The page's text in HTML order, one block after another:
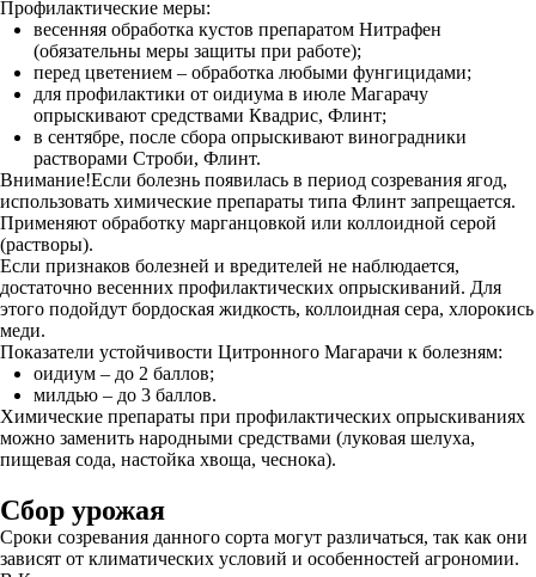
Профилактические меры:
весенняя обработка кустов препаратом Нитрафен
(обязательны меры защиты при работе);
перед цветением – обработка любыми фунгицидами;
для профилактики от оидиума в июле Магарачу
опрыскивают средствами Квадрис, Флинт;
в сентябре, после сбора опрыскивают виноградники
растворами Строби, Флинт.
Внимание!Если болезнь появилась в период созревания ягод,
использовать химические препараты типа Флинт запрещается.
Применяют обработку марганцовкой или коллоидной серой
(растворы).
Если признаков болезней и вредителей не наблюдается,
достаточно весенних профилактических опрыскиваний. Для
этого подойдут бордоская жидкость, коллоидная сера, хлорокись
меди.
Показатели устойчивости Цитронного Магарачи к болезням:
оидиум – до 2 баллов;
милдью – до 3 баллов.
Химические препараты при профилактических опрыскиваниях
можно заменить народными средствами (луковая шелуха,
пищевая сода, настойка хвоща, чеснока).
Сбор урожая
Сроки созревания данного сорта могут различаться, так как они
зависят от климатических условий и особенностей агрономии.